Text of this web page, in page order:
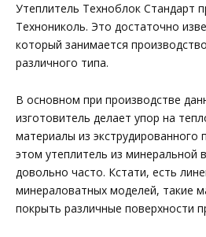
Утеплитель Техноблок Стандарт
Технониколь. Это достаточно
который занимается
различного типа.
В основном при производстве
изготовитель делает упор на
материалы из экструдированного
этом утеплитель из минеральной
довольно часто. Кстати, есть
минераловатных моделей, такие
покрыть различные поверхности